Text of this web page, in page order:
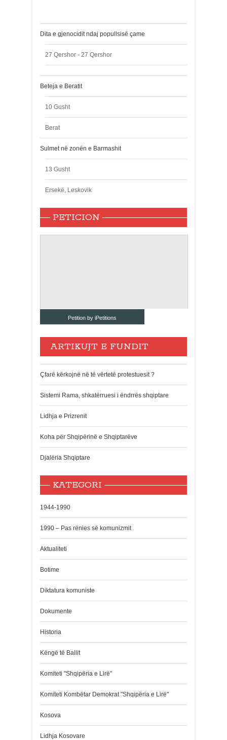
Dita e gjenocidit ndaj popullsisë çame
27 Qershor - 27 Qershor
Beteja e Beratit
10 Gusht
Berat
Sulmet në zonën e Barmashit
13 Gusht
Ersekë, Leskovik
PETICION
Petition by iPetitions
ARTIKUJT E FUNDIT
Çfarë kërkojnë në të vërtetë protestuesit ?
Sistemi Rama, shkatërruesi i ëndrrës shqiptare
Lidhja e Prizrenit
Koha për Shqipërinë e Shqiptarëve
Djalëria Shqiptare
KATEGORI
1944-1990
1990 – Pas rënies së komunizmit
Aktualiteti
Botime
Diktatura komuniste
Dokumente
Historia
Këngë të Ballit
Komiteti "Shqipëria e Lirë"
Komiteti Kombëtar Demokrat "Shqipëria e Lirë"
Kosova
Lidhja Kosovare